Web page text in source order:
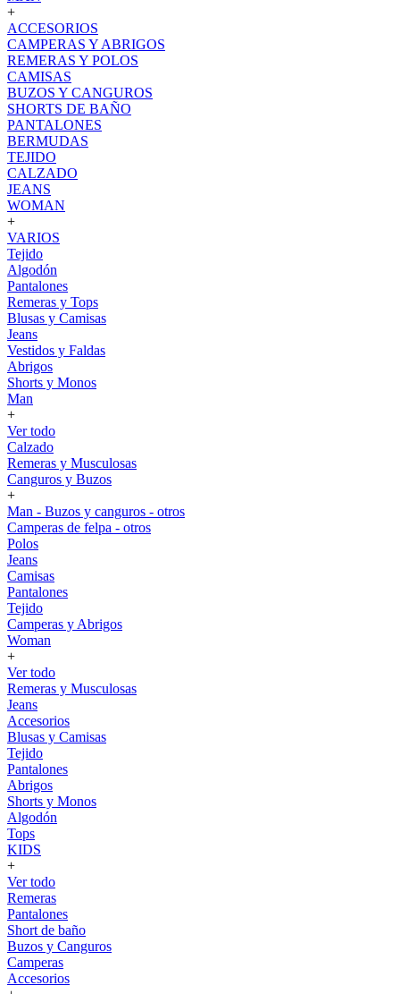
+
ACCESORIOS
CAMPERAS Y ABRIGOS
REMERAS Y POLOS
CAMISAS
BUZOS Y CANGUROS
SHORTS DE BAÑO
PANTALONES
BERMUDAS
TEJIDO
CALZADO
JEANS
WOMAN
+
VARIOS
Tejido
Algodón
Pantalones
Remeras y Tops
Blusas y Camisas
Jeans
Vestidos y Faldas
Abrigos
Shorts y Monos
Man
+
Ver todo
Calzado
Remeras y Musculosas
Canguros y Buzos
+
Man - Buzos y canguros - otros
Camperas de felpa - otros
Polos
Jeans
Camisas
Pantalones
Tejido
Camperas y Abrigos
Woman
+
Ver todo
Remeras y Musculosas
Jeans
Accesorios
Blusas y Camisas
Tejido
Pantalones
Abrigos
Shorts y Monos
Algodón
Tops
KIDS
+
Ver todo
Remeras
Pantalones
Short de baño
Buzos y Canguros
Camperas
Accesorios